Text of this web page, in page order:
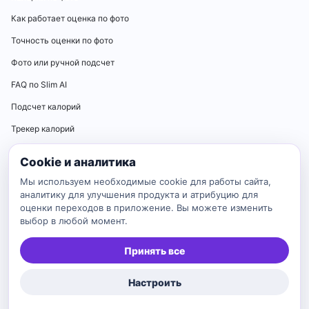
Как работает оценка по фото
Точность оценки по фото
Фото или ручной подсчет
FAQ по Slim AI
Подсчет калорий
Трекер калорий
Калькуляторы
Калькулятор нормы калорий
Калькулятор ИМТ
Калькулятор идеального веса
Калькулятор BMR
Cookie и аналитика
Мы используем необходимые cookie для работы сайта,
аналитику для улучшения продукта и атрибуцию для
оценки переходов в приложение. Вы можете изменить
выбор в любой момент.
Настроить
Принять все